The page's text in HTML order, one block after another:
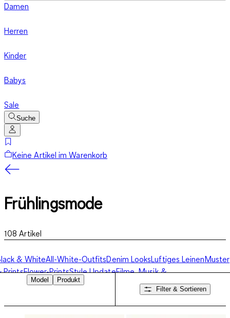
Damen
Herren
Kinder
Babys
Sale
Suche
Keine Artikel im Warenkorb
Frühlingsmode
108 Artikel
& WhiteAll-White-OutfitsDenim LooksLuftiges LeinenMuster
PrintsFlower-PrintsStyle UpdateFilme, Musik &
Frühlingsmode
Model
Produkt
Filter & Sortieren